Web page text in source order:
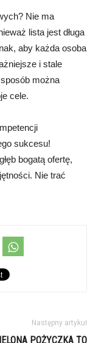
Nie ma
lista jest długa
aby każda osoba
i stale
można
cele.
sukcesu!
bogatą ofertę,
Nie trać
Następny artykuł
POŻYCZKA TO